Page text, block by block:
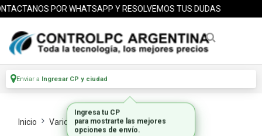
POR WHATSAPP Y RESOLVEMOS TUS DUDAS
Enviar a Ingresar CP y ciudad
Inicio Varios Componentes Scanners